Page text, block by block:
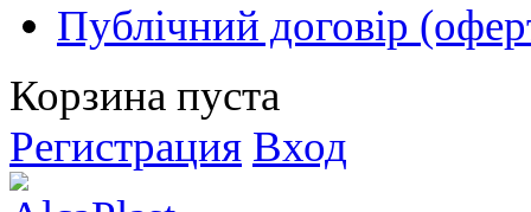
Публічний договір
Корзина пуста
Регистрация Вход